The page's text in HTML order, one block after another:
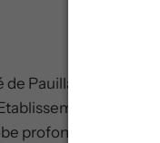
Pauillac
et
profonde avec des